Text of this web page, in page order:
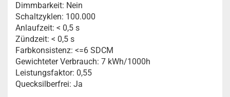
Dimmbarkeit: Nein
Schaltzyklen: 100.000
Anlaufzeit: < 0,5 s
Zündzeit: < 0,5 s
Farbkonsistenz: <=6 SDCM
Gewichteter Verbrauch: 7 kWh/1000h
Leistungsfaktor: 0,55
Quecksilberfrei: Ja